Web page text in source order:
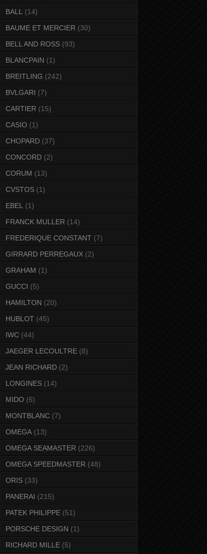
BALL
(14)
BAUME ET MERCIER (30)
BELL AND ROSS (93)
BLANCPAIN (1)
BREITLING (242)
BVLGARI (7)
CARTIER (15)
CASIO (1)
CHOPARD (37)
CONCORD (2)
CORUM (13)
CVSTOS (1)
EBEL
(1)
FRANCK MULLER (14)
FREDERIQUE CONSTANT (7)
GIRRARD PERREGAUX (2)
GRAHAM (1)
GUCCI (5)
HAMILTON (20)
HUBLOT (45)
IWC (44)
JAEGER LECOULTRE (8)
JEAN RICHARD (2)
LONGINES (14)
MIDO (6)
MONTBLANC (7)
OMEGA (13)
OMEGA SEAMASTER (226)
OMEGA SPEEDMASTER (48)
ORIS (33)
PANERAI (215)
PATEK PHILIPPE (51)
PORSCHE DESIGN (1)
RICHARD MILLE (5)